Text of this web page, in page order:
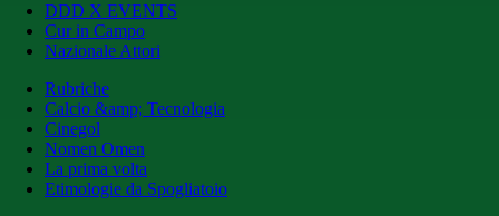
DDD X EVENTS
Cur in Campo
Nazionale Attori
Rubriche
Calcio &amp; Tecnologia
Cinegol
Nomen Omen
La prima volta
Etimologie da Spogliatoio